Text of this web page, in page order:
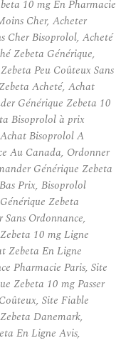
10 mg En Pharmacie
Cher, Acheter
Cher Bisoprolol, Acheté
Zebeta Générique,
Peu Coûteux Sans
Acheté, Achat
Générique Zebeta 10
Bisoprolol à prix
Bisoprolol A
Au Canada, Ordonner
Générique Zebeta
Prix, Bisoprolol
Zebeta
Ordonnance,
10 mg Ligne
Zebeta En Ligne
Pharmacie Paris, Site
Zebeta 10 mg Passer
Site Fiable
Danemark,
En Ligne Avis,